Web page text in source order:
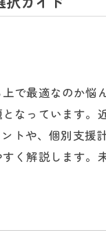
で最適なのか悩
なっています。
トや、個別支援
く解説します。